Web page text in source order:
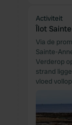
Activiteit
Îlot
Via de
Sainte-
Verderop
strand
vloed